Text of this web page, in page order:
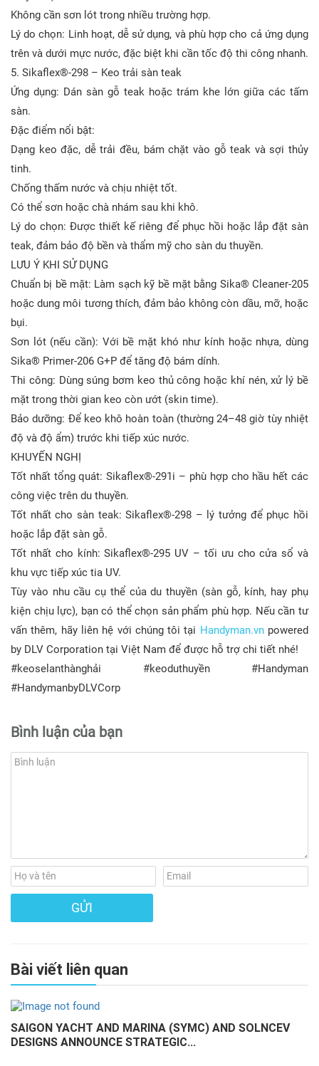
Không cần sơn lót trong nhiều trường hợp.
Lý do chọn: Linh hoạt, dễ sử dụng, và phù hợp cho cả ứng dụng
trên và dưới mực nước, đặc biệt khi cần tốc độ thi công nhanh.
5. Sikaflex®-298 – Keo trải sàn teak
Ứng dụng: Dán sàn gỗ teak hoặc trám khe lớn giữa các tấm
sàn.
Đặc điểm nổi bật:
Dạng keo đặc, dễ trải đều, bám chặt vào gỗ teak và sợi thủy
tinh.
Chống thấm nước và chịu nhiệt tốt.
Có thể sơn hoặc chà nhám sau khi khô.
Lý do chọn: Được thiết kế riêng để phục hồi hoặc lắp đặt sàn
teak, đảm bảo độ bền và thẩm mỹ cho sàn du thuyền.
LƯU Ý KHI SỬ DỤNG
Chuẩn bị bề mặt: Làm sạch kỹ bề mặt bằng Sika® Cleaner-205
hoặc dung môi tương thích, đảm bảo không còn dầu, mỡ, hoặc
bụi.
Sơn lót (nếu cần): Với bề mặt khó như kính hoặc nhựa, dùng
Sika® Primer-206 G+P để tăng độ bám dính.
Thi công: Dùng súng bơm keo thủ công hoặc khí nén, xử lý bề
mặt trong thời gian keo còn ướt (skin time).
Bảo dưỡng: Để keo khô hoàn toàn (thường 24–48 giờ tùy nhiệt
độ và độ ẩm) trước khi tiếp xúc nước.
KHUYẾN NGHỊ
Tốt nhất tổng quát: Sikaflex®-291i – phù hợp cho hầu hết các
công việc trên du thuyền.
Tốt nhất cho sàn teak: Sikaflex®-298 – lý tưởng để phục hồi
hoặc lắp đặt sàn gỗ.
Tốt nhất cho kính: Sikaflex®-295 UV – tối ưu cho cửa sổ và
khu vực tiếp xúc tia UV.
Tùy vào nhu cầu cụ thể của du thuyền (sàn gỗ, kính, hay phụ
kiện chịu lực), bạn có thể chọn sản phẩm phù hợp. Nếu cần tư
vấn thêm, hãy liên hệ với chúng tôi tại Handyman.vnpowered
by DLV Corporation tại Việt Nam để được hỗ trợ chi tiết nhé!
#keoselanthànghải #keoduthuyền #Handyman
#HandymanbyDLVCorp
Bình luận của bạn
Bài viết liên quan
SAIGON YACHT AND MARINA (SYMC) AND SOLNCEV
DESIGNS ANNOUNCE STRATEGIC...